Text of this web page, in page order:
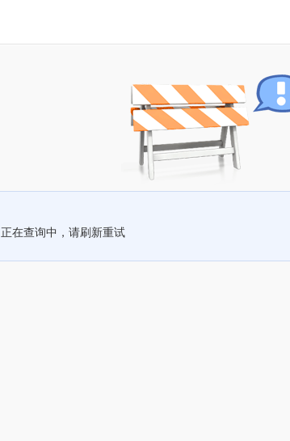
正在查询中，请刷新重试